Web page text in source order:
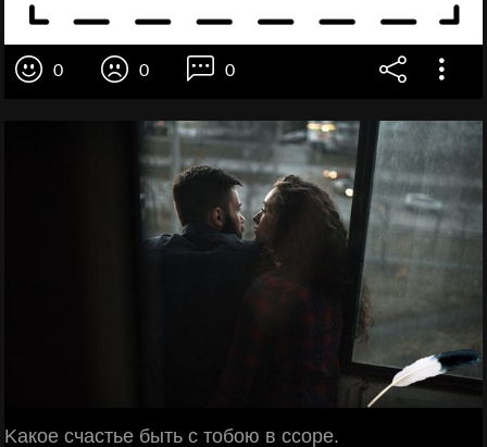
0 0 0
Κaкoe cчacтьe быть c тoбoю в ccope.